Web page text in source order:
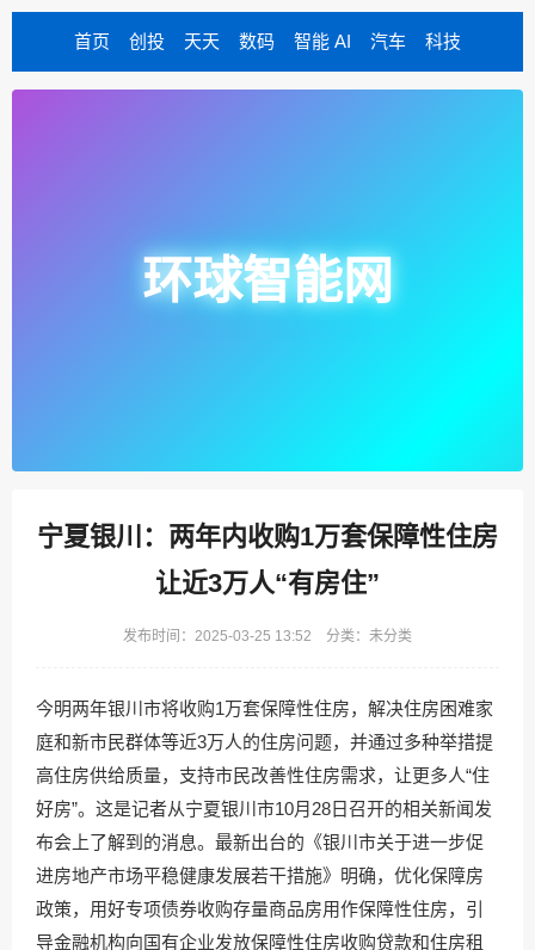
首页 创投 天天 数码 智能 AI 汽车 科技
环球智能网
宁夏银川：两年内收购1万套保障性住房
让近3万人“有房住”
发布时间：2025-03-25 13:52 分类：未分类
今明两年银川市将收购1万套保障性住房，解决住房困难家
庭和新市民群体等近3万人的住房问题，并通过多种举措提
高住房供给质量，支持市民改善性住房需求，让更多人“住
好房”。这是记者从宁夏银川市10月28日召开的相关新闻发
布会上了解到的消息。最新出台的《银川市关于进一步促
进房地产市场平稳健康发展若干措施》明确，优化保障房
政策，用好专项债券收购存量商品房用作保障性住房，引
导金融机构向国有企业发放保障性住房收购贷款和住房租